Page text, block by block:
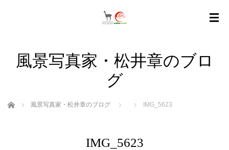
風景写真家・松井章のブロ
グ
ホーム 風景写真家・松井章のブログ IMG_5623
IMG_5623